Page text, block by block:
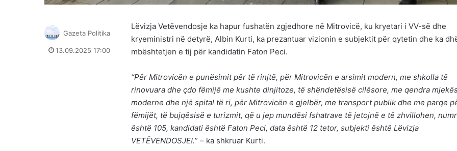
Lëvizja Vetëvendosje ka hapur fushatën zgjedhore në Mitrovicë, ku kryetari i VV-së dhe
kryeministri në detyrë, Albin Kurti, ka prezantuar vizionin e subjektit për qytetin dhe ka
mbështetjen e tij për kandidatin Faton Peci.
“Për Mitrovicën e punësimit për të rinjtë, për Mitrovicën e arsimit modern, me shkolla të
rinovuara dhe çdo fëmijë me kushte dinjitoze, të shëndetësisë cilësore, me qendra
moderne dhe një spital të ri, për Mitrovicën e gjelbër, me transport publik dhe me parqe
fëmijët, të bujqësisë e turizmit, që u jep mundësi fshatrave të jetojnë e të zhvillohen,
është 105, kandidati është Faton Peci, data është 12 tetor, subjekti është Lëvizja
VETËVENDOSJE!.” – ka shkruar Kurti.
Gazeta Politika
13.09.2025 17:00